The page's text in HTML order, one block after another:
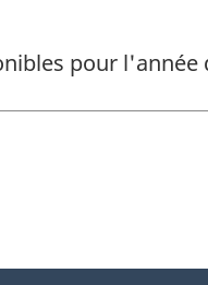
pour l'année